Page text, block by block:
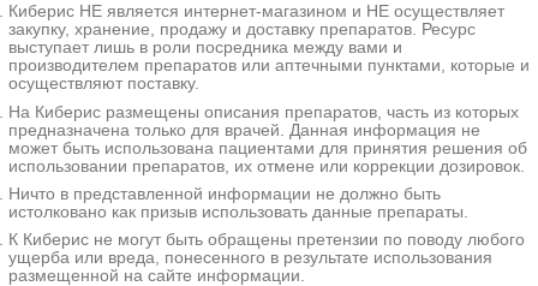
йные
средст
ва в
комбин
ациях
Лоперамид
Симетикон
Спазм
олитик
и
миотро
пные
Мебеверин Мебеверин-СЗ
Мяты
перечной
Пинаверия
Киберис НЕ является интернет-магазином и НЕ осуществляет
закупку, хранение, продажу и доставку препаратов. Ресурс
выступает лишь в роли посредника между вами и
производителем препаратов или аптечными пунктами, которые и
осуществляют поставку.
На Киберис размещены описания препаратов, часть из которых
предназначена только для врачей. Данная информация не
может быть использована пациентами для принятия решения об
использовании препаратов, их отмене или коррекции дозировок.
Ничто в представленной информации не должно быть
истолковано как призыв использовать данные препараты.
К Киберис не могут быть обращены претензии по поводу любого
ущерба или вреда, понесенного в результате использования
размещенной на сайте информации.